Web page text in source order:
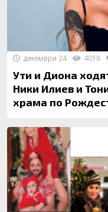
Ути и Диона
Ники Илиев и
храма по
декември 24 4018